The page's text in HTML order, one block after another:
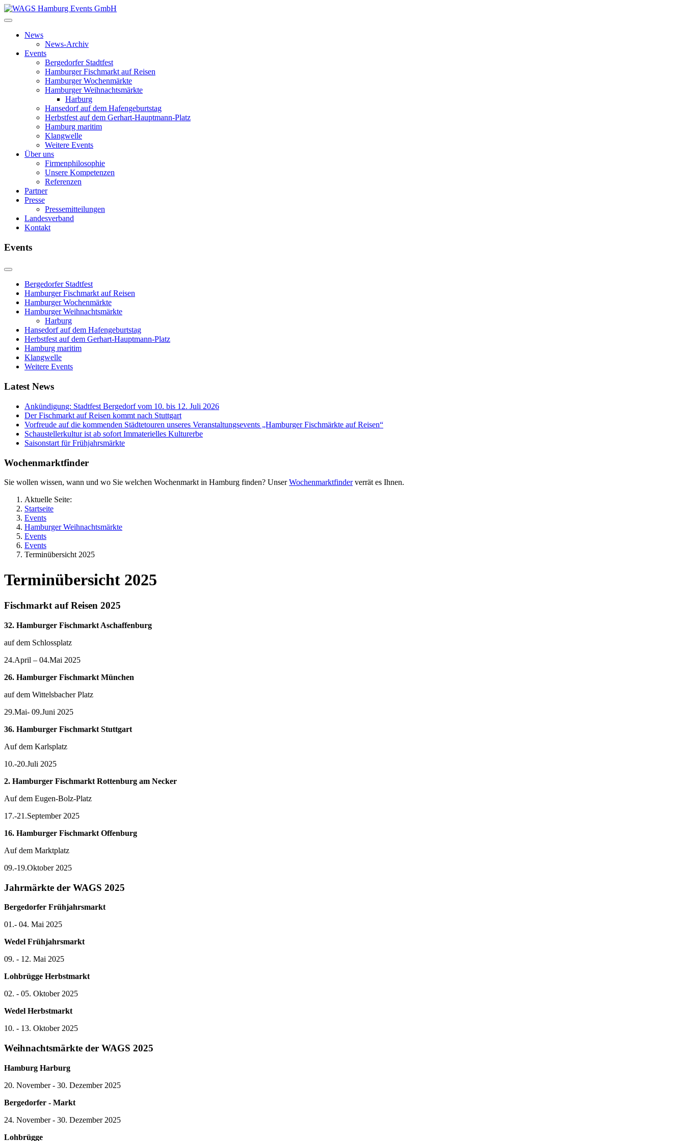
News
News-Archiv
Events
Bergedorfer Stadtfest
Hamburger Fischmarkt auf Reisen
Hamburger Wochenmärkte
Hamburger Weihnachtsmärkte
Harburg
Hansedorf auf dem Hafengeburtstag
Herbstfest auf dem Gerhart-Hauptmann-Platz
Hamburg maritim
Klangwelle
Weitere Events
Über uns
Firmenphilosophie
Unsere Kompetenzen
Referenzen
Partner
Presse
Pressemitteilungen
Landesverband
Kontakt
Events
Bergedorfer Stadtfest
Hamburger Fischmarkt auf Reisen
Hamburger Wochenmärkte
Hamburger Weihnachtsmärkte
Harburg
Hansedorf auf dem Hafengeburtstag
Herbstfest auf dem Gerhart-Hauptmann-Platz
Hamburg maritim
Klangwelle
Weitere Events
Latest News
Ankündigung: Stadtfest Bergedorf vom 10. bis 12. Juli 2026
Der Fischmarkt auf Reisen kommt nach Stuttgart
Vorfreude auf die kommenden Städtetouren unseres Veranstaltungsevents „Hamburger Fischmärkte auf Reisen“
Schaustellerkultur ist ab sofort Immaterielles Kulturerbe
Saisonstart für Frühjahrsmärkte
Wochenmarktfinder
Sie wollen wissen, wann und wo Sie welchen Wochenmarkt in Hamburg finden? UnserWochenmarktfinderverrät es Ihnen.
Aktuelle Seite:
Startseite
Events
Hamburger Weihnachtsmärkte
Events
Events
Terminübersicht 2025
Terminübersicht 2025
Fischmarkt auf Reisen 2025
32. Hamburger Fischmarkt Aschaffenburg
auf dem Schlossplatz
24.April – 04.Mai 2025
26. Hamburger Fischmarkt München
auf dem Wittelsbacher Platz
29.Mai- 09.Juni 2025
36. Hamburger Fischmarkt Stuttgart
Auf dem Karlsplatz
10.-20.Juli 2025
2. Hamburger Fischmarkt Rottenburg am Necker
Auf dem Eugen-Bolz-Platz
17.-21.September 2025
16. Hamburger Fischmarkt Offenburg
Auf dem Marktplatz
09.-19.Oktober 2025
Jahrmärkte der WAGS 2025
Bergedorfer Frühjahrsmarkt
01.- 04. Mai 2025
Wedel Frühjahrsmarkt
09. - 12. Mai 2025
Lohbrügge Herbstmarkt
02. - 05. Oktober 2025
Wedel Herbstmarkt
10. - 13. Oktober 2025
Weihnachtsmärkte der WAGS 2025
Hamburg Harburg
20. November - 30. Dezember 2025
Bergedorfer - Markt
24. November - 30. Dezember 2025
Lohbrügge